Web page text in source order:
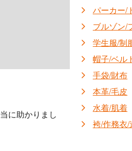
に助かりまし
パーカー/
ブルゾン/
学生服/制
帽子/ベル
手袋/財布
本革/毛皮
水着/肌着
袴/作務衣/